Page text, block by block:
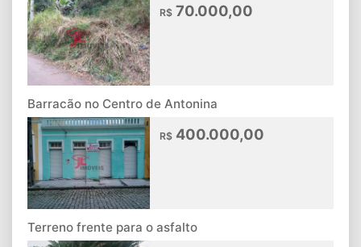
R$ 70.000,00
Barracão no Centro de Antonina
R$ 400.000,00
Terreno frente para o asfalto